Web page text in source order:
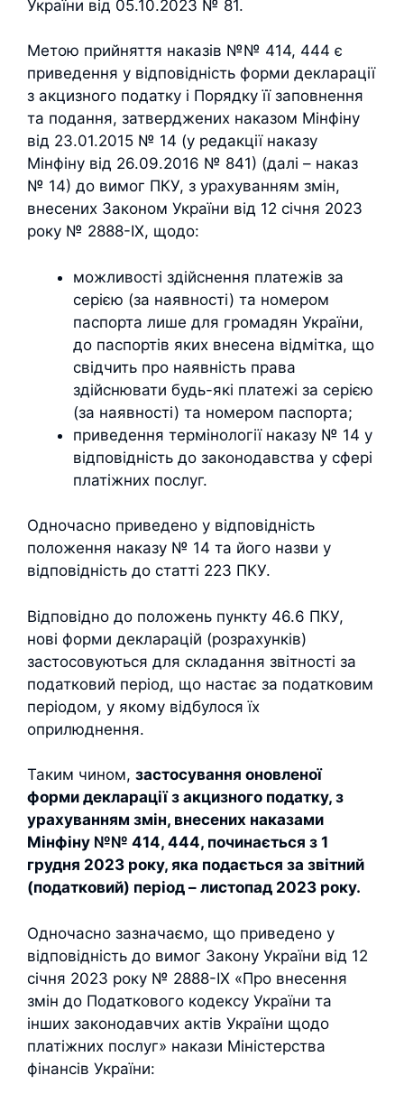
України від 05.10.2023 № 81.
Метою прийняття наказів №№ 414, 444 є
приведення у відповідність форми декларації
з акцизного податку і Порядку її заповнення
та подання, затверджених наказом Мінфіну
від 23.01.2015 № 14 (у редакції наказу
Мінфіну від 26.09.2016 № 841) (далі – наказ
№ 14) до вимог ПКУ, з урахуванням змін,
внесених Законом України від 12 січня 2023
року № 2888-ІХ, щодо:
можливості здійснення платежів за
серією (за наявності) та номером
паспорта лише для громадян України,
до паспортів яких внесена відмітка, що
свідчить про наявність права
здійснювати будь-які платежі за серією
(за наявності) та номером паспорта;
приведення термінології наказу № 14 у
відповідність до законодавства у сфері
платіжних послуг.
Одночасно приведено у відповідність
положення наказу № 14 та його назви у
відповідність до статті 223 ПКУ.
Відповідно до положень пункту 46.6 ПКУ,
нові форми декларацій (розрахунків)
застосовуються для складання звітності за
податковий період, що настає за податковим
періодом, у якому відбулося їх
оприлюднення.
Таким чином, застосування оновленої
форми декларації з акцизного податку, з
урахуванням змін, внесених наказами
Мінфіну №№ 414, 444, починається з 1
грудня 2023 року, яка подається за звітний
(податковий) період – листопад 2023 року.
Одночасно зазначаємо, що приведено у
відповідність до вимог Закону України від 12
січня 2023 року № 2888-ІХ «Про внесення
змін до Податкового кодексу України та
інших законодавчих актів України щодо
платіжних послуг» накази Міністерства
фінансів України: